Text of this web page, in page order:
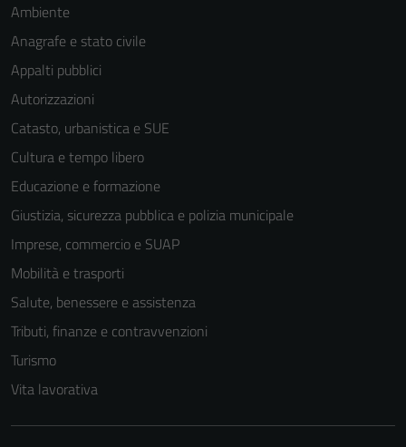
Ambiente
Anagrafe e stato civile
Appalti pubblici
Autorizzazioni
Catasto, urbanistica e SUE
Cultura e tempo libero
Educazione e formazione
Giustizia, sicurezza pubblica e polizia municipale
Imprese, commercio e SUAP
Mobilità e trasporti
Salute, benessere e assistenza
Tributi, finanze e contravvenzioni
Turismo
Vita lavorativa